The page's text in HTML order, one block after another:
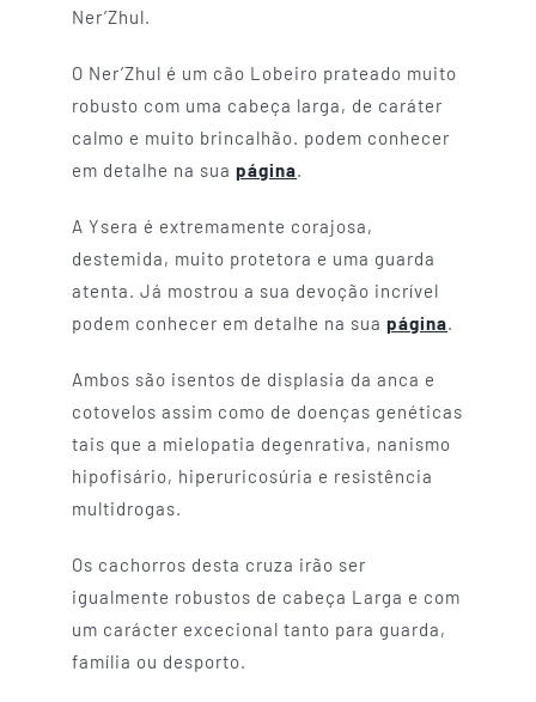
Ner’Zhul.
O Ner’Zhul é um cão Lobeiro prateado muito
robusto com uma cabeça larga, de caráter
calmo e muito brincalhão. podem conhecer
em detalhe na sua página.
A Ysera é extremamente corajosa,
destemida, muito protetora e uma guarda
atenta. Já mostrou a sua devoção incrível
podem conhecer em detalhe na sua página.
Ambos são isentos de displasia da anca e
cotovelos assim como de doenças genéticas
tais que a mielopatia degenrativa, nanismo
hipofisário, hiperuricosúria e resistência
multidrogas.
Os cachorros desta cruza irão ser
igualmente robustos de cabeça Larga e com
um carácter excecional tanto para guarda,
família ou desporto.